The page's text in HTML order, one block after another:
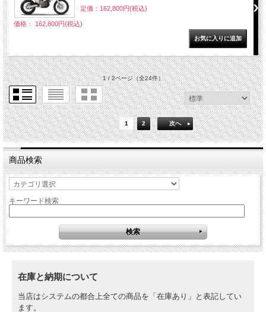
定価：162,800円(税込)
価格： 162,800円(税込)
1 / 2ページ（全24件）
1 2 次へ
商品検索
キーワード検索
在庫と納期について
当店はシステムの都合上全ての商品を「在庫あり」と表記してい
ます。